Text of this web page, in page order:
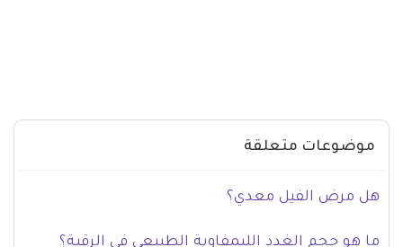
موضوعات متعلقة
هل مرض الفيل معدي؟
ما هو حجم الغدد الليمفاوية الطبيعي في الرقبة؟